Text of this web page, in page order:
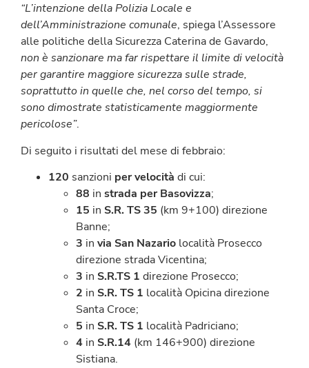
“L’intenzione della Polizia Locale e
dell’Amministrazione comunale, spiega l’Assessore
alle politiche della Sicurezza Caterina de Gavardo,
non è sanzionare ma far rispettare il limite di velocità
per garantire maggiore sicurezza sulle strade,
soprattutto in quelle che, nel corso del tempo, si
sono dimostrate statisticamente maggiormente
pericolose”.
Di seguito i risultati del mese di febbraio:
120 sanzioni per velocità di cui:
88 in strada per Basovizza;
15 in S.R. TS 35 (km 9+100) direzione
Banne;
3 in via San Nazario località Prosecco
direzione strada Vicentina;
3 in S.R.TS 1 direzione Prosecco;
2 in S.R. TS 1 località Opicina direzione
Santa Croce;
5 in S.R. TS 1 località Padriciano;
4 in S.R.14 (km 146+900) direzione
Sistiana.